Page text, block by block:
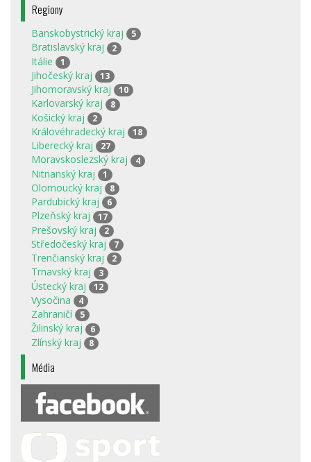
Regiony
Banskobystrický kraj 5
Bratislavský kraj 2
Itálie 1
Jihočeský kraj 13
Jihomoravský kraj 10
Karlovarský kraj 8
Košický kraj 2
Královéhradecký kraj 18
Liberecký kraj 27
Moravskoslezský kraj 4
Nitrianský kraj 1
Olomoucký kraj 8
Pardubický kraj 6
Plzeňský kraj 17
Prešovský kraj 2
Středočeský kraj 7
Trenčianský kraj 2
Trnavský kraj 3
Ústecký kraj 12
Vysočina 4
Zahraničí 5
Žilinský kraj 6
Zlínský kraj 8
Média